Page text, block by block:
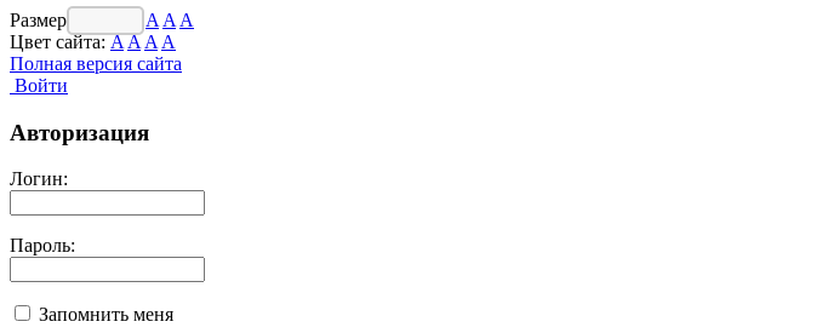
Размер шрифта: A A A
Цвет сайта:AA A A
Полная версия сайта
Войти
Авторизация
Логин:
Пароль:
Запомнить меня